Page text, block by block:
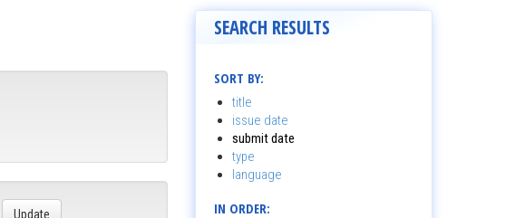
SEARCH RESULTS
SORT BY:
title
issue date
submit date
type
language
IN ORDER: